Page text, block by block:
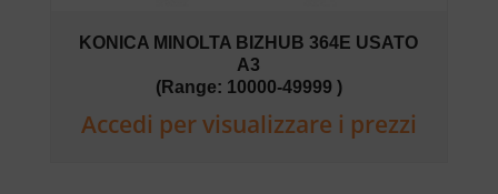
KONICA MINOLTA BIZHUB 364E USATO
A3
(Range: 10000-49999 )
Accedi per visualizzare i prezzi